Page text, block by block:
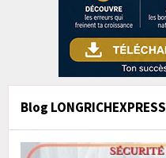
Blog LONGRICHEXPRESS